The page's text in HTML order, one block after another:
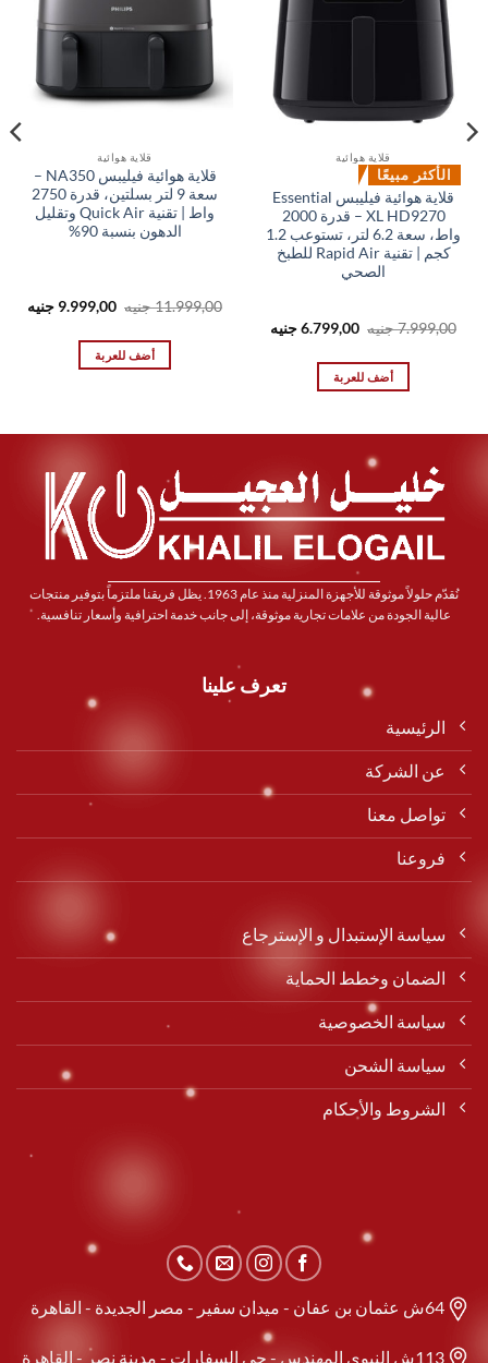
قلاية هوائية
الأكثر مبيعًا
قلاية هوائية فيليبس Essential
XL HD9270 – قدرة 2000
واط، سعة 6.2 لتر، تستوعب 1.2
كجم | تقنية Rapid Air للطبخ
الصحي
7.999,00جنيه السعر
الأصلي
7.999,00 EGP.
6.799,00جنيه
أضف للعربة
قلاية هوائية
قلاية هوائية فيليبس NA350 –
سعة 9 لتر بسلتين، قدرة 2750
واط | تقنية Quick Air وتقليل
الدهون بنسبة 90%
11.999,00جنيه السعر
الأصلي
11.999,00 EGP.
9.999,00 جنيه
أضف للعربة
نُقدّم حلولاً موثوقة للأجهزة المنزلية منذ عام 1963. يظل فريقنا ملتزماً بتوفير منتجات
عالية الجودة من علامات تجارية موثوقة، إلى جانب خدمة احترافية وأسعار تنافسية.
تعرف علينا
الرئيسية
عن الشركة
تواصل معنا
فروعنا
سياسة الإستبدال و الإسترجاع
الضمان وخطط الحماية
سياسة الخصوصية
سياسة الشحن
الشروط والأحكام
64ش عثمان بن عفان - ميدان سفير - مصر الجديدة - القاهرة
113ش النبوى المهندس - حى السفارات - مدينة نصر - القاهرة